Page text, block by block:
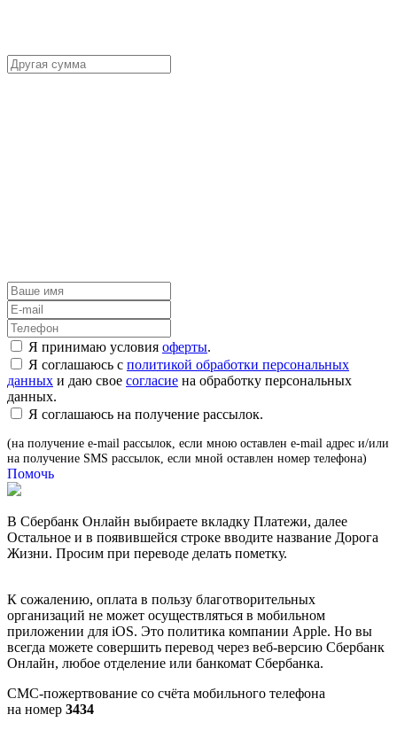
Я принимаю условия оферты.
Я соглашаюсь с политикой обработки персональных
данных и даю свое согласие на обработку персональных
данных.
Я соглашаюсь на получение рассылок.
(на получение e-mail рассылок, если мною оставлен e-mail адрес и/или
на получение SMS рассылок, если мной оставлен номер телефона)
Помочь
В Сбербанк Онлайн выбираете вкладку Платежи, далее
Остальное и в появившейся строке вводите название Дорога
Жизни. Просим при переводе делать пометку.
К сожалению, оплата в пользу благотворительных
организаций не может осуществляться в мобильном
приложении для iOS. Это политика компании Apple. Но вы
всегда можете совершить перевод через веб-версию Сбербанк
Онлайн, любое отделение или банкомат Сбербанка.
СМС-пожертвование со счёта мобильного телефона
на номер 3434